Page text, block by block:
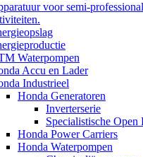
voor semi-
Waterpompen
Accu en Lader
Industrieel
Honda Generatoren
Inverterserie
Specialistische Open
Honda Power Carriers
Honda Waterpompen